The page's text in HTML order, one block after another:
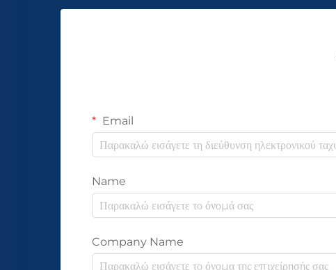
Email
Name
Company Name